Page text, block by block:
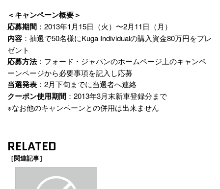
＜キャンペーン概要＞
応募期間 ：2013年1月15日（火）〜2月11日（月）
内容 ：抽選で50名様にKuga Individualの購入資金80万円をプレ
ゼント
応募方法：フォード・ジャパンのホームページ上のキャンペ
ーンページから必要事項を記入し応募
当選発表 ：2月下旬までに当選者へ連絡
クーポン使用期間 ：2013年3月末新車登録分まで
※なお他のキャンペーンとの併用は出来ません
RELATED
［関連記事］